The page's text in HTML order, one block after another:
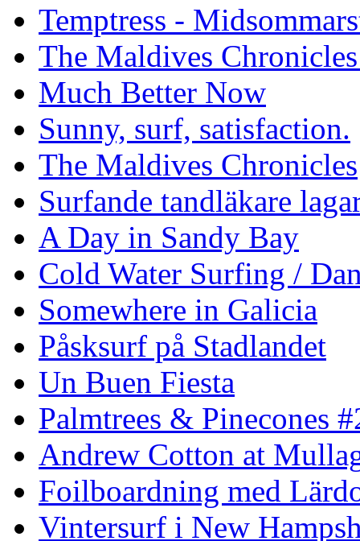
Temptress -
The Maldives
Much Better Now
Sunny, surf, satisfaction.
The Maldives Chronicles
Surfande tandläkare
A Day in Sandy Bay
Cold Water Surfing /
Somewhere in Galicia
Påsksurf på Stadlandet
Un Buen Fiesta
Palmtrees & Pinecones
Andrew Cotton at
Foilboardning med
Vintersurf i New